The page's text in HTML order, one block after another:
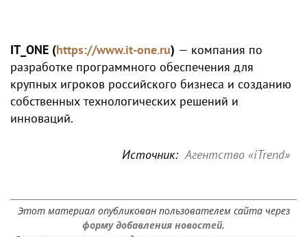
IT_ONE (https://www.it-one.ru) — компания по
разработке программного обеспечения для
крупных игроков российского бизнеса и созданию
собственных технологических решений и
инноваций.
Источник: Агентство «iTrend»
Этот материал опубликован пользователем сайта через
форму добавления новостей.